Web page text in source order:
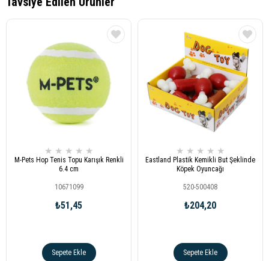
★ ★ ★ ★ ★
M-Pets Hop Tenis Topu Karışık Renkli
6.4 cm
10671099
₺51,45
Sepete Ekle
★ ★ ★ ★ ★
Eastland Plastik Kemikli But Şeklinde
Köpek Oyuncağı
520-500408
₺204,20
Sepete Ekle